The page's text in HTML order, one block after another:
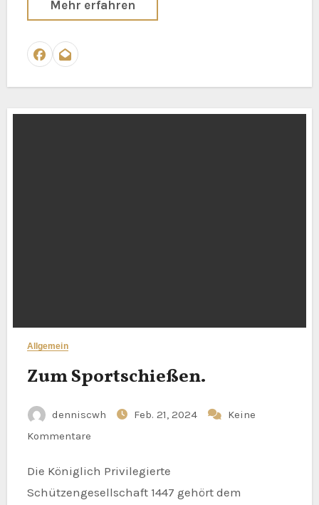
Mehr erfahren
Allgemein
Zum Sportschießen.
denniscwh Feb. 21, 2024
Keine
Kommentare
Die Königlich Privilegierte
Schützengesellschaft 1447 gehört dem